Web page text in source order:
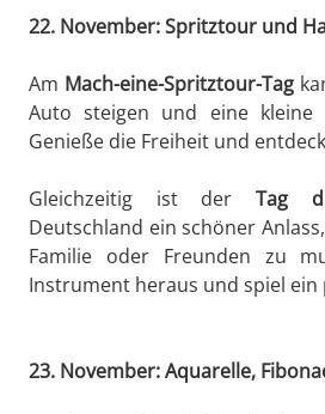
22. November: Spritztour und
Am Mach-eine-Spritztour-Tag
Auto steigen und eine kleine
Genieße die Freiheit und
Gleichzeitig ist der Tag
Deutschland ein schöner
Familie oder Freunden zu
Instrument heraus und spiel ein
23. November: Aquarelle,